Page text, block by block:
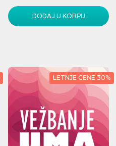
DODAJ U KORPU
LETNJE CENE 30%